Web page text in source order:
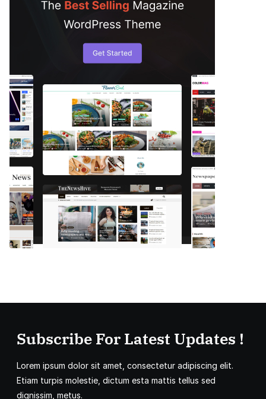
Subscribe For Latest Updates !
Lorem ipsum dolor sit amet, consectetur adipiscing elit.
Etiam turpis molestie, dictum esta mattis tellus sed
dignissim, metus.